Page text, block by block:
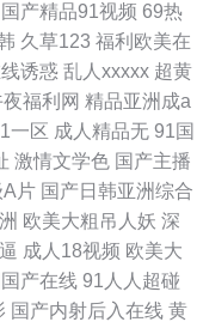
国产精品91视频 69热
久草123 福利欧美在
诱惑 乱人xxxxx 超黄
福利网 精品亚洲成a
一区 成人精品无 91国
激情文学色 国产主播
A片 国产日韩亚洲综合
欧美大粗吊人妖 深
成人18视频 欧美大
产在线 91人人超碰
国产内射后入在线 黄